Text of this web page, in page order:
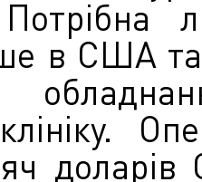
в США та
клініку.